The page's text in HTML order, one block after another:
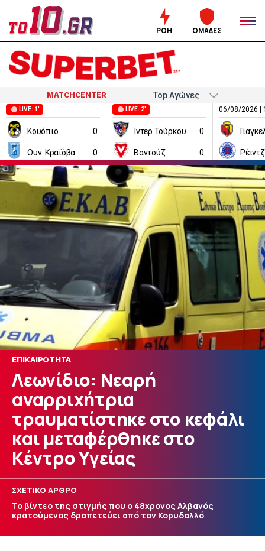
ΡΟΗ ΟΜΑΔΕΣ
MATCHCENTER
LIVE: 1'
Κουόπιο 0
Ουν. Κραϊόβα 0
LIVE: 2'
Ίντερ Τούρκου 0
Βαντούζ 0
06/08/2026 |
ΕΠΙΚΑΙΡΟΤΗΤΑ
Λεωνίδιο: Νεαρή
αναρριχήτρια
τραυματίστηκε στο κεφάλι
και μεταφέρθηκε στο
Κέντρο Υγείας
ΣΧΕΤΙΚΟ ΑΡΘΡΟ
Το βίντεο της στιγμής που ο 48χρονος Αλβανός
κρατούμενος δραπετεύει από τον Κορυδαλλό